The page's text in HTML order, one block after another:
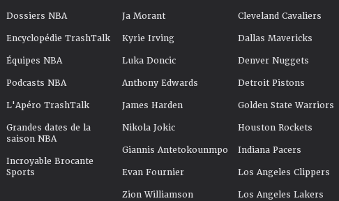
Dossiers NBA
Encyclopédie TrashTalk
Équipes NBA
Podcasts NBA
L'Apéro TrashTalk
Grandes dates de la
saison NBA
Incroyable Brocante
Sports
Ja Morant
Kyrie Irving
Luka Doncic
Anthony Edwards
James Harden
Nikola Jokic
Giannis Antetokounmpo
Evan Fournier
Zion Williamson
Cleveland Cavaliers
Dallas Mavericks
Denver Nuggets
Detroit Pistons
Golden State Warriors
Houston Rockets
Indiana Pacers
Los Angeles Clippers
Los Angeles Lakers